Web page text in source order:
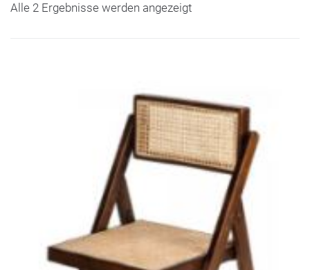
Alle 2 Ergebnisse werden angezeigt